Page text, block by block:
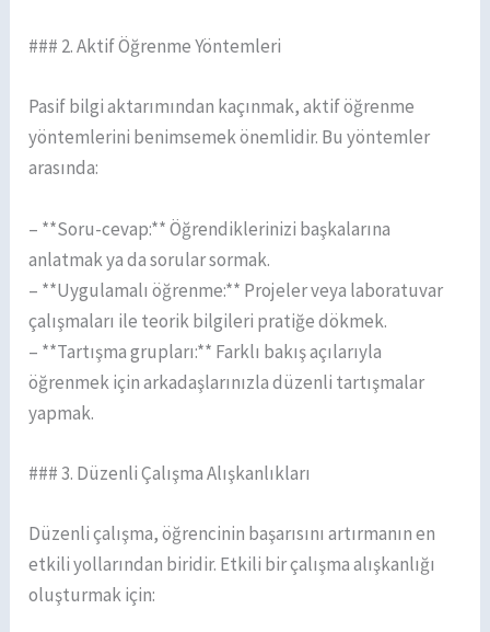
### 2. Aktif Öğrenme Yöntemleri
Pasif bilgi aktarımından kaçınmak, aktif öğrenme
yöntemlerini benimsemek önemlidir. Bu yöntemler
arasında:
– **Soru-cevap:** Öğrendiklerinizi başkalarına
anlatmak ya da sorular sormak.
– **Uygulamalı öğrenme:** Projeler veya laboratuvar
çalışmaları ile teorik bilgileri pratiğe dökmek.
– **Tartışma grupları:** Farklı bakış açılarıyla
öğrenmek için arkadaşlarınızla düzenli tartışmalar
yapmak.
### 3. Düzenli Çalışma Alışkanlıkları
Düzenli çalışma, öğrencinin başarısını artırmanın en
etkili yollarından biridir. Etkili bir çalışma alışkanlığı
oluşturmak için: